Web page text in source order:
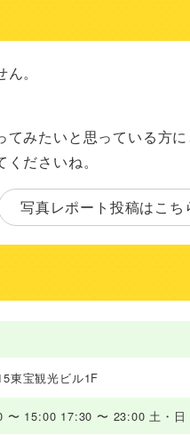
。
みたいと思っている方に
ださいね。
写真レポート投稿はこち
東宝観光ビル1F
〜 15:00 17:30 〜 23:00 土・